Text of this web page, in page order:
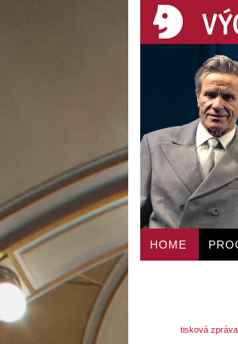
HOME
tisková